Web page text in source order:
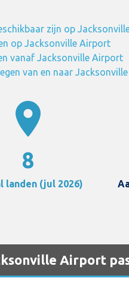
zijn op
op Jacksonville Airport
vanaf Jacksonville Airport
van en naar
location_on
8
landen (jul 2026)
Airport